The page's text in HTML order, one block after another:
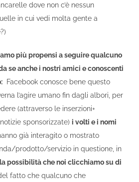
dove non c’è nessun
in cui vedi molta gente a
più propensi a seguire qualcuno
se anche i nostri amici e conoscenti
Facebook conosce bene questo
l’agire umano fin dagli albori, per
(attraverso le inserzioni+
sponsorizzate) i volti e i nomi
già interagito o mostrato
prodotto/servizio in questione, in
possibilità che noi clicchiamo su di
fatto che qualcuno che